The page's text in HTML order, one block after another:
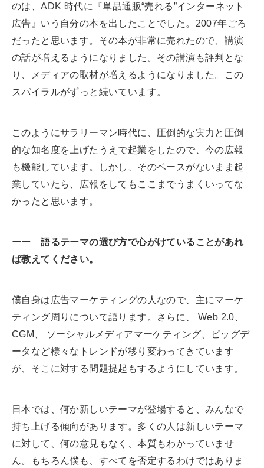
のは、ADK 時代に『単品通販“売れる”インターネット
広告』いう自分の本を出したことでした。2007年ごろ
だったと思います。その本が非常に売れたので、講演
の話が増えるようになりました。その講演も評判とな
り、メディアの取材が増えるようになりました。この
スパイラルがずっと続いています。
このようにサラリーマン時代に、圧倒的な実力と圧倒
的な知名度を上げたうえで起業をしたので、今の広報
も機能しています。しかし、そのベースがないまま起
業していたら、広報をしてもここまでうまくいってな
かったと思います。
ーー 語るテーマの選び方で心がけていることがあれ
ば教えてください。
僕自身は広告マーケティングの人なので、主にマーケ
ティング周りについて語ります。さらに、 Web 2.0、
CGM、 ソーシャルメディアマーケティング、ビッグデ
ータなど様々なトレンドが移り変わってきています
が、そこに対する問題提起もするようにしています。
日本では、何か新しいテーマが登場すると、みんなで
持ち上げる傾向があります。多くの人は新しいテーマ
に対して、何の意見もなく、本質もわかっていませ
ん。もちろん僕も、すべてを否定するわけではありま